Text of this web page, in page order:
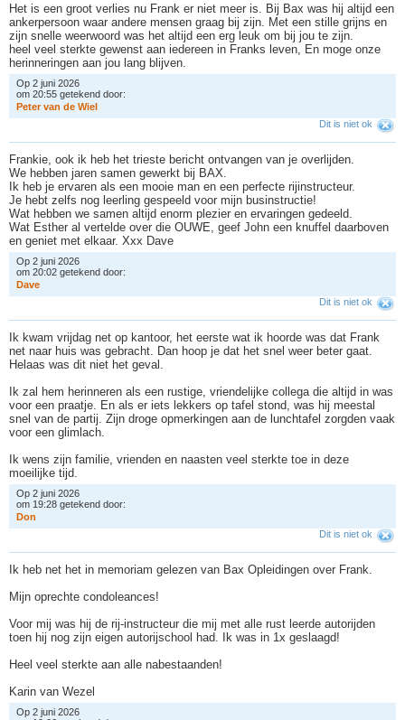
Het is een groot verlies nu Frank er niet meer is. Bij Bax was hij altijd een
ankerpersoon waar andere mensen graag bij zijn. Met een stille grijns en
zijn snelle weerwoord was het altijd een erg leuk om bij jou te zijn.
heel veel sterkte gewenst aan iedereen in Franks leven, En moge onze
herinneringen aan jou lang blijven.
Op 2 juni 2026
om 20:55 getekend door:
Peter van de Wiel
Dit is niet ok
Frankie, ook ik heb het trieste bericht ontvangen van je overlijden.
We hebben jaren samen gewerkt bij BAX.
Ik heb je ervaren als een mooie man en een perfecte rijinstructeur.
Je hebt zelfs nog leerling gespeeld voor mijn businstructie!
Wat hebben we samen altijd enorm plezier en ervaringen gedeeld.
Wat Esther al vertelde over die OUWE, geef John een knuffel daarboven
en geniet met elkaar. Xxx Dave
Op 2 juni 2026
om 20:02 getekend door:
Dave
Dit is niet ok
Ik kwam vrijdag net op kantoor, het eerste wat ik hoorde was dat Frank
net naar huis was gebracht. Dan hoop je dat het snel weer beter gaat.
Helaas was dit niet het geval.
Ik zal hem herinneren als een rustige, vriendelijke collega die altijd in was
voor een praatje. En als er iets lekkers op tafel stond, was hij meestal
snel van de partij. Zijn droge opmerkingen aan de lunchtafel zorgden vaak
voor een glimlach.
Ik wens zijn familie, vrienden en naasten veel sterkte toe in deze
moeilijke tijd.
Op 2 juni 2026
om 19:28 getekend door:
Don
Dit is niet ok
Ik heb net het in memoriam gelezen van Bax Opleidingen over Frank.
Mijn oprechte condoleances!
Voor mij was hij de rij-instructeur die mij met alle rust leerde autorijden
toen hij nog zijn eigen autorijschool had. Ik was in 1x geslaagd!
Heel veel sterkte aan alle nabestaanden!
Karin van Wezel
Op 2 juni 2026